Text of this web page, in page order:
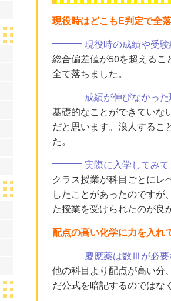
現役時はどこもE判定で全
現役時の成績や受験
総合偏差値が50を超える
全て落ちました。
成績が伸びなかっ
基礎的なことができていな
だと思います。浪人するこ
た。
実際に入学してみ
クラス授業が科目ごとに
したことがあったのです
た授業を受けられたのが良
配点の高い化学に力を入れ
慶應薬は数Ⅲが必要
他の科目より配点が高い分
だ公式を暗記するのではな